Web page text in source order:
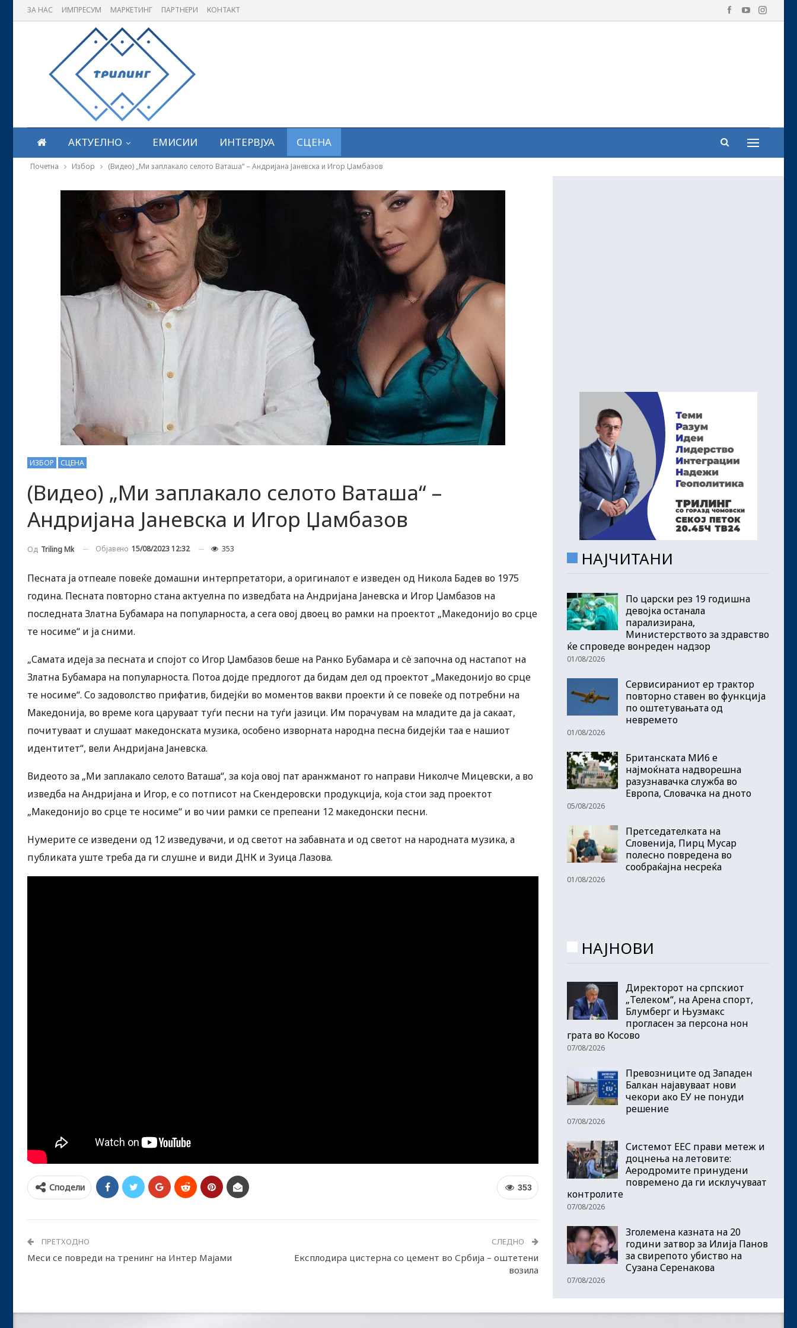
ЗА НАС ИМПРЕСУМ МАРКЕТИНГ ПАРТНЕРИ КОНТАКТ
АКТУЕЛНО ЕМИСИИ ИНТЕРВЈУА СЦЕНА
Почетна Избор (Видео) „Ми заплакало селото Ваташа“ – Андријана Јаневска и Игор Џамбазов
ИЗБОР СЦЕНА
(Видео) „Ми заплакало селото Ваташа“ –
Андријана Јаневска и Игор Џамбазов
Од Triling Mk Објавено 15/08/2023 12:32 353
Песната ја отпеале повеќе домашни интерпретатори, а оригиналот е изведен од Никола Бадев во 1975
година. Песната повторно стана актуелна по изведбата на Андријана Јаневска и Игор Џамбазов на
последната Златна Бубамара на популарноста, а сега овој двоец во рамки на проектот „Македонијо во срце
те носиме“ и ја сними.
„Самата идеја за песната и спојот со Игор Џамбазов беше на Ранко Бубамара и сè започна од настапот на
Златна Бубамара на популарноста. Потоа дојде предлогот да бидам дел од проектот „Македонијо во срце
те носиме“. Со задоволство прифатив, бидејќи во моментов вакви проекти ѝ се повеќе од потребни на
Македонија, во време кога царуваат туѓи песни на туѓи јазици. Им порачувам на младите да ја сакаат,
почитуваат и слушаат македонската музика, особено изворната народна песна бидејќи таа е нашиот
идентитет“, вели Андријана Јаневска.
Видеото за „Ми заплакало селото Ваташа“, за која овој пат аранжманот го направи Николче Мицевски, а во
изведба на Андријана и Игор, е со потписот на Скендеровски продукција, која стои зад проектот
„Македонијо во срце те носиме“ и во чии рамки се препеани 12 македонски песни.
Нумерите се изведени од 12 изведувачи, и од светот на забавната и од светот на народната музика, а
публиката уште треба да ги слушне и види ДНК и Зуица Лазова.
353
Сподели
ПРЕТХОДНО
Меси се повреди на тренинг на Интер Мајами
СЛЕДНО
Експлодира цистерна со цемент во Србија – оштетени
возила
НАЈЧИТАНИ
По царски рез 19 годишна
девојка останала
парализирана,
Министерството за здравство
ќе спроведе вонреден надзор
01/08/2026
Сервисираниот ер трактор
повторно ставен во функција
по оштетувањата од
невремето
01/08/2026
Британската МИ6 е
најмоќната надворешна
разузнавачка служба во
Европа, Словачка на дното
05/08/2026
Претседателката на
Словенија, Пирц Мусар
полесно повредена во
сообраќајна несреќа
01/08/2026
НАЈНОВИ
Директорот на српскиот
„Телеком“, на Арена спорт,
Блумберг и Њузмакс
прогласен за персона нон
грата во Косово
07/08/2026
Превозниците од Западен
Балкан најавуваат нови
чекори ако ЕУ не понуди
решение
07/08/2026
Системот ЕЕС прави метеж и
доцнења на летовите:
Аеродромите принудени
повремено да ги исклучуваат
контролите
07/08/2026
Зголемена казната на 20
години затвор за Илија Панов
за свирепото убиство на
Сузана Серенакова
07/08/2026